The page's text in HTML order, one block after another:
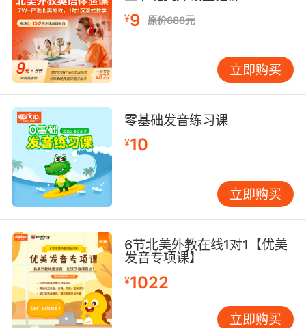
¥9 原价888元
立即购买
零基础发音练习课
¥10
立即购买
6节北美外教在线1对1【优美
发音专项课】
¥1022
立即购买